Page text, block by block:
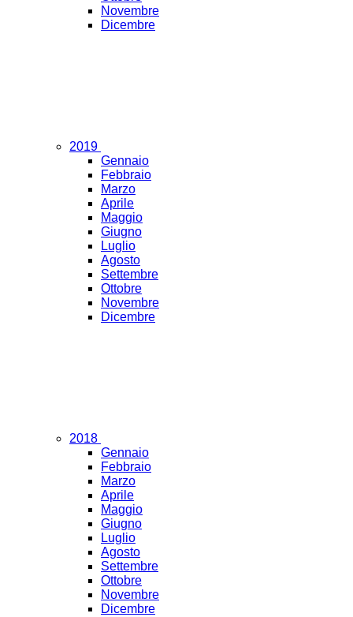
Novembre
Dicembre
2019
Gennaio
Febbraio
Marzo
Aprile
Maggio
Giugno
Luglio
Agosto
Settembre
Ottobre
Novembre
Dicembre
2018
Gennaio
Febbraio
Marzo
Aprile
Maggio
Giugno
Luglio
Agosto
Settembre
Ottobre
Novembre
Dicembre